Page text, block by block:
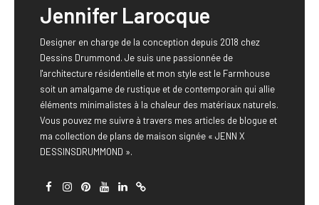
Jennifer Larocque
Designer en charge de la conception depuis 2018 chez
Dessins Drummond. Je suis une passionnée de
l'architecture résidentielle et mon style est le Farmhouse
soit un amalgame de rustique et de contemporain qui allie
éléments minimalistes à la chaleur des matériaux naturels.
Vous pouvez me suivre à travers mes articles de blogue et
ma collection de plans de maison signée « JENN X
DESSINSDRUMMOND ».